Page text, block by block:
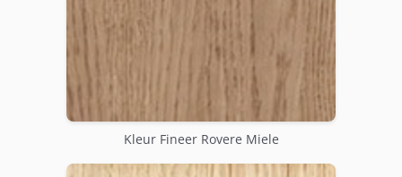
Kleur Fineer Rovere Miele